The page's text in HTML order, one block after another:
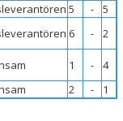
5 -
5
6 - 2
1 -
4
2 - 1